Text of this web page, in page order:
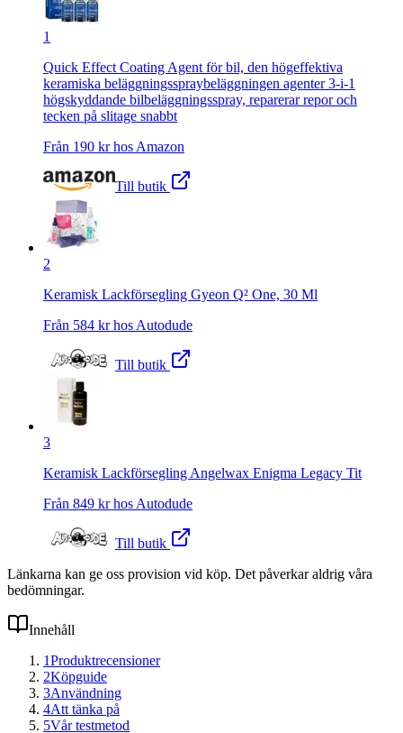
1
Quick Effect Coating Agent för bil, den högeffektiva
keramiska beläggningsspraybeläggningen agenter 3-i-1
högskyddande bilbeläggningsspray, reparerar repor och
tecken på slitage snabbt
Från 190 kr hos Amazon
Till butik
2
Keramisk Lackförsegling Gyeon Q² One, 30 Ml
Från 584 kr hos Autodude
Till butik
3
Keramisk Lackförsegling Angelwax Enigma Legacy Tit
Från 849 kr hos Autodude
Till butik
Länkarna kan ge oss provision vid köp. Det påverkar aldrig våra
bedömningar.
Innehåll
1Produktrecensioner
2Köpguide
3Användning
4Att tänka på
5Vår testmetod